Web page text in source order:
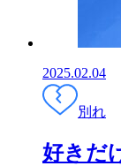
2025.02.04
別れ
好きだ